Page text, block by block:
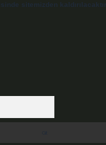
sitemizden kaldırılacaktır.